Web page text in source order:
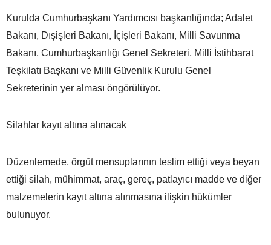
Kurulda Cumhurbaşkanı Yardımcısı başkanlığında; Adalet
Bakanı, Dışişleri Bakanı, İçişleri Bakanı, Milli Savunma
Bakanı, Cumhurbaşkanlığı Genel Sekreteri, Milli İstihbarat
Teşkilatı Başkanı ve Milli Güvenlik Kurulu Genel
Sekreterinin yer alması öngörülüyor.
Silahlar kayıt altına alınacak
Düzenlemede, örgüt mensuplarının teslim ettiği veya beyan
ettiği silah, mühimmat, araç, gereç, patlayıcı madde ve diğer
malzemelerin kayıt altına alınmasına ilişkin hükümler
bulunuyor.